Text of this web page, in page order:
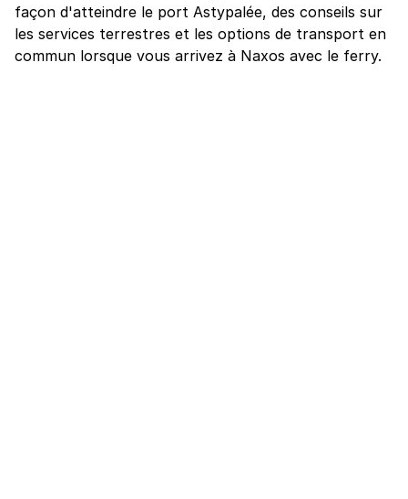
façon d'atteindre le port Astypalée, des conseils sur
les services terrestres et les options de transport en
commun lorsque vous arrivez à Naxos avec le ferry.